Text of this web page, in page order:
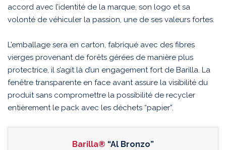
accord avec l’identité de la marque, son logo et sa
volonté de véhiculer la passion, une de ses valeurs fortes.
L’emballage sera en carton, fabriqué avec des fibres
vierges provenant de forêts gérées de manière plus
protectrice, il s’agit là d’un engagement fort de Barilla. La
fenêtre transparente en face avant assure la visibilité du
produit sans compromettre la possibilité de recycler
entièrement le pack avec les déchets “papier”.
Barilla® “Al Bronzo”